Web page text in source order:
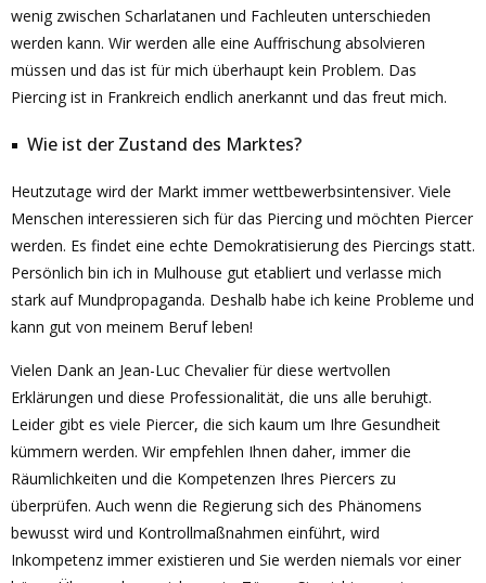
wenig zwischen Scharlatanen und Fachleuten unterschieden
werden kann. Wir werden alle eine Auffrischung absolvieren
müssen und das ist für mich überhaupt kein Problem. Das
Piercing ist in Frankreich endlich anerkannt und das freut mich.
Wie ist der Zustand des Marktes?
Heutzutage wird der Markt immer wettbewerbsintensiver. Viele
Menschen interessieren sich für das Piercing und möchten Piercer
werden. Es findet eine echte Demokratisierung des Piercings statt.
Persönlich bin ich in Mulhouse gut etabliert und verlasse mich
stark auf Mundpropaganda. Deshalb habe ich keine Probleme und
kann gut von meinem Beruf leben!
Vielen Dank an Jean-Luc Chevalier für diese wertvollen
Erklärungen und diese Professionalität, die uns alle beruhigt.
Leider gibt es viele Piercer, die sich kaum um Ihre Gesundheit
kümmern werden. Wir empfehlen Ihnen daher, immer die
Räumlichkeiten und die Kompetenzen Ihres Piercers zu
überprüfen. Auch wenn die Regierung sich des Phänomens
bewusst wird und Kontrollmaßnahmen einführt, wird
Inkompetenz immer existieren und Sie werden niemals vor einer